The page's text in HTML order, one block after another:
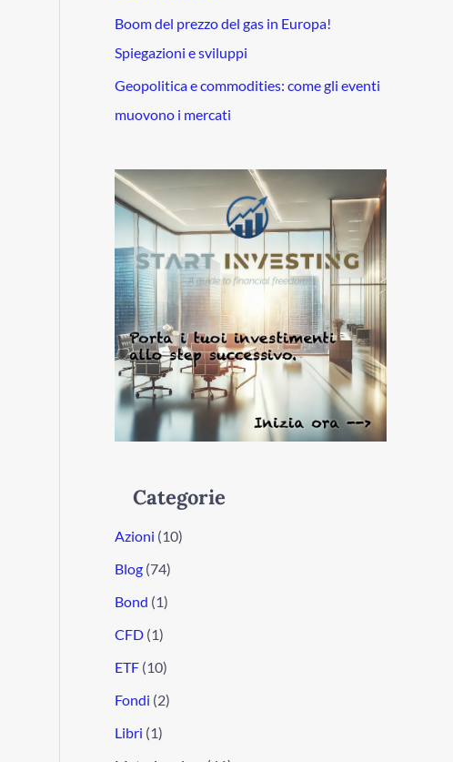
Boom del prezzo del gas in Europa!
Spiegazioni e sviluppi
Geopolitica e commodities: come gli eventi
muovono i mercati
Categorie
Azioni (10)
Blog (74)
Bond (1)
CFD (1)
ETF (10)
Fondi (2)
Libri (1)